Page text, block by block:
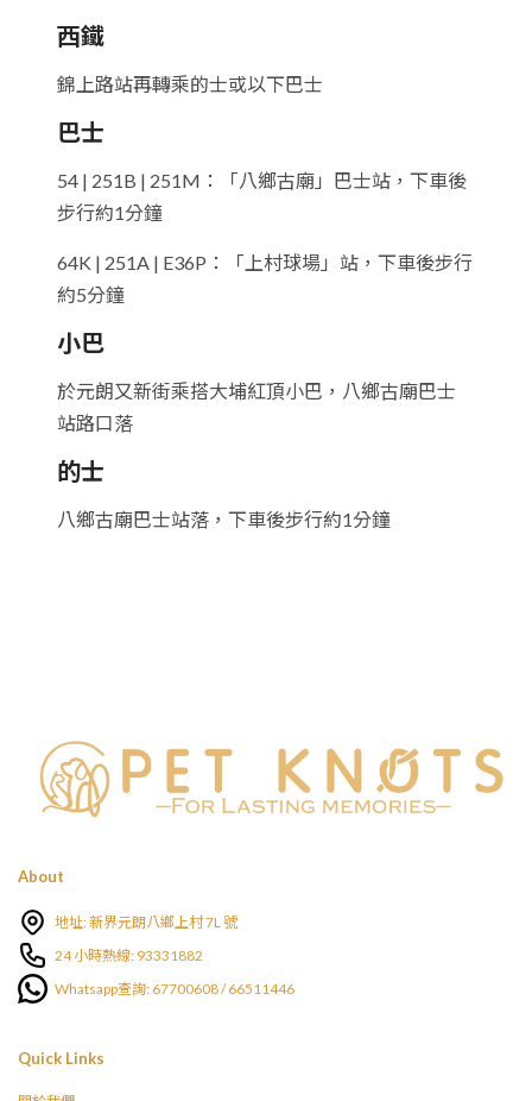
西鐵
錦上路站再轉乘的士或以下巴士
巴士
54 | 251B | 251M：「八鄉古廟」巴士站，下車後
步行約1分鐘
64K | 251A | E36P：「上村球場」站，下車後步行
約5分鐘
小巴
於元朗又新街乘搭大埔紅頂小巴，八鄉古廟巴士
站路口落
的士
八鄉古廟巴士站落，下車後步行約1分鐘
About
地址: 新界元朗八鄉上村 7L 號
24 小時熱線: 93331882
Whatsapp查詢: 67700608 / 66511446
Quick Links